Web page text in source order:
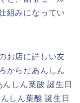
組みになってい
お店に詳しい友
からだあんしん
しん葉酸 誕生日
しん葉酸 誕生日